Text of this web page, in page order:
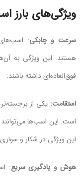
ویژگی‌های بارز
سرعت و چابکی:
هستند. این ویژگی به
فوق‌العاده‌ای داشته باشند.
استقامت: یکی از
است. این اسب‌ها
این ویژگی در شکار و
هوش و یادگیری سریع: